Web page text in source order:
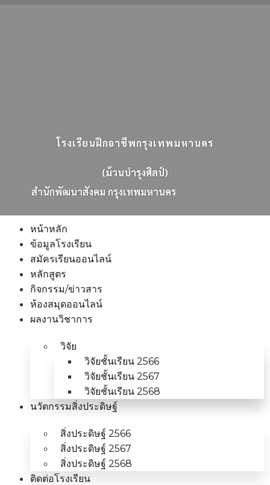
โรงเรียนฝึกอาชีพกรุงเทพมหานคร
(ม้วนบำรุงศิลป์)
สนกพฒนาสงคม กรงเทพมหานคร
หน้าหลัก
ข้อมูลโรงเรียน
สมัครเรียนออนไลน์
หลักสูตร
กิจกรรม/ข่าวสาร
ห้องสมุดออนไลน์
ผลงานวิชาการ
วิจัย
วิจัยชั้นเรียน 2566
วิจัยชั้นเรียน 2567
วิจัยชั้นเรียน 2568
นวัตกรรมสิ่งประดิษฐ์
สิ่งประดิษฐ์ 2566
สิ่งประดิษฐ์ 2567
สิ่งประดิษฐ์ 2568
ติดต่อโรงเรียน